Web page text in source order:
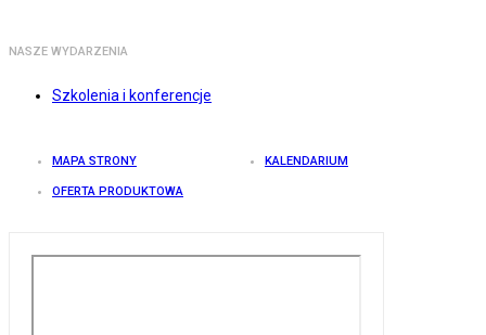
NASZE WYDARZENIA
Szkolenia i konferencje
MAPA STRONY KALENDARIUM
OFERTA PRODUKTOWA